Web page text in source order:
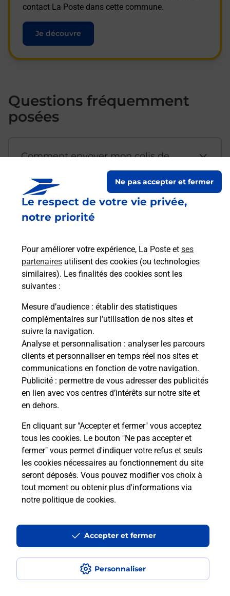
Le respect de votre vie privée,
notre priorité
Pour améliorer votre expérience, La Poste et ses
partenaires utilisent des cookies (ou technologies
similaires). Les finalités des cookies sont les
suivantes :
Mesure d’audience : établir des statistiques
complémentaires sur l’utilisation de nos sites et
suivre la navigation.
Analyse et personnalisation : analyser les parcours
clients et personnaliser en temps réel nos sites et
communications en fonction de votre navigation.
Publicité : permettre de vous adresser des publicités
en lien avec vos centres d’intérêts sur notre site et
en dehors.
En cliquant sur "Accepter et fermer" vous acceptez
tous les cookies. Le bouton "Ne pas accepter et
fermer" vous permet d'indiquer votre refus et seuls
les cookies nécessaires au fonctionnement du site
seront déposés. Vous pouvez modifier vos choix à
tout moment ou obtenir plus d'informations via
notre politique de cookies.
Personnaliser
Ne pas accepter et fermer
Accepter et fermer
contact La Poste dans cette commune.
Je découvre
Questions fréquemment
posées
Comment envoyer mon colis de
Est-il possible d’acheter un
emballage directement depuis un
Comment demander une
modification de livraison ?
Comment La Poste participe-t-elle
à votre sécurité au quotidien ?
Puis-je passer mon code de la route
avec La Poste et sous quelles
conditions ?
Localiser Liste Loir-et-Cher VINEUIL
Accessibilité : partiellement conforme
Conditions contractuelles
Mentions légales